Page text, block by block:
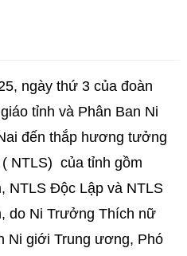
ngày thứ 3 của đoàn
tỉnh và Phân Ban Ni
đến thắp hương tưởng
NTLS) của tỉnh gồm
NTLS Độc Lập và NTLS
do Ni Trưởng Thích nữ
Ni giới Trung ương, Phó